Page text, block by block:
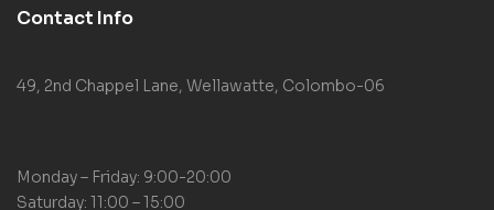
Contact Info
49, 2nd Chappel Lane, Wellawatte, Colombo-06
Monday – Friday: 9:00-20:00
Saturday: 11:00 – 15:00